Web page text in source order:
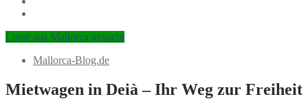
Leute aus Mallorca gesucht
Mallorca-Blog.de
Mietwagen in Deià – Ihr Weg zur Freiheit